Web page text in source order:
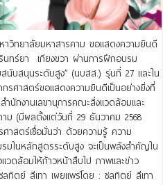
วิทยาลัยมหาสารคาม ขอแสดงความยินดี
นทร์ยา เกียงขวา ผ่านการฝึกอบรม
บสนุนระดับสูง” (นบสส.) รุ่นที่ 27 และใน
ศาสตร์ขอแสดงความยินดีเป็นอย่างยิ่งที่
นักงานเลขานุการคณะสิ่งแวดล้อมและ
ม (มีผลตั้งแต่วันที่ 29 ธันวาคม 2568
าสตร์เชื่อมั่นว่า ด้วยความรู้ ความ
ในหลักสูตรระดับสูง จะเป็นพลังสำคัญใน
วดล้อมให้ก้าวหน้าสืบไป ภาพและข่าว
ทิตย์ สีเทา เผยแพร่โดย : ชลทิตย์ สีเทา